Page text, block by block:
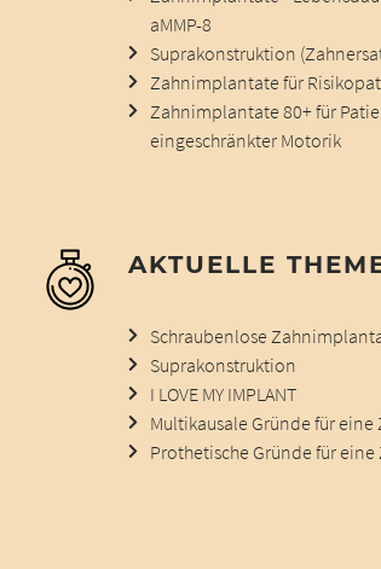
aMMP-8
Suprakonstruktion
Zahnimplantate für
Zahnimplantate 80+ für
eingeschränkter Motorik
AKTUELLE
Schraubenlose
Suprakonstruktion
I LOVE MY IMPLANT
Multikausale Gründe für
Prothetische Gründe für